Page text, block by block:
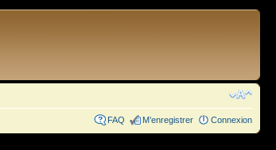
FAQ M’enregistrer Connexion